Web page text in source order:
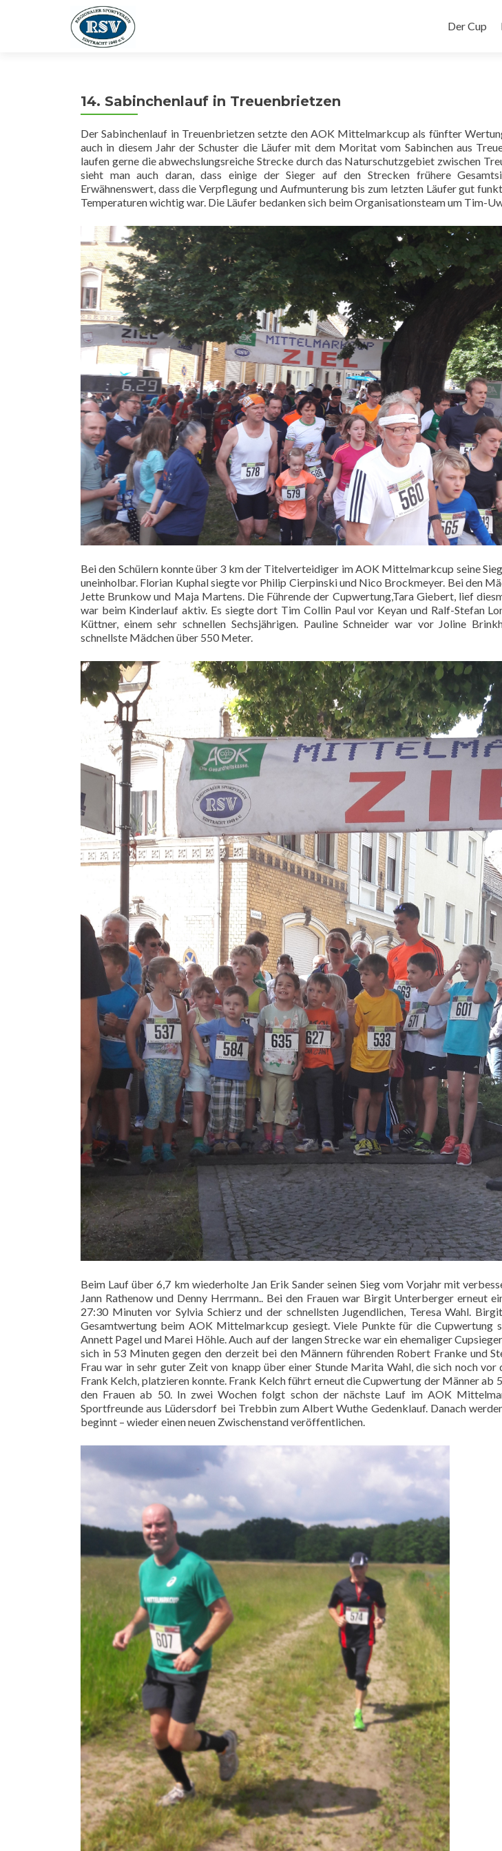
Inhalt
Der Cup
14. Sabinchenlauf in Treuenbrietzen
Der Sabinchenlauf in Treuenbrietzen setzte den AOK Mittelmarkcup als fünfter
auch in diesem Jahr der Schuster die Läufer mit dem Moritat vom Sabinchen aus
laufen gerne die abwechslungsreiche Strecke durch das Naturschutzgebiet zwischen
sieht man auch daran, dass einige der Sieger auf den Strecken frühere
Erwähnenswert, dass die Verpflegung und Aufmunterung bis zum letzten Läufer gut
Temperaturen wichtig war. Die Läufer bedanken sich beim Organisationsteam um Tim-
Bei den Schülern konnte über 3 km der Titelverteidiger im AOK Mittelmarkcup seine
uneinholbar. Florian Kuphal siegte vor Philip Cierpinski und Nico Brockmeyer. Bei den
Jette Brunkow und Maja Martens. Die Führende der Cupwertung,Tara Giebert, lief
war beim Kinderlauf aktiv. Es siegte dort Tim Collin Paul vor Keyan und Ralf-Stefan
Küttner, einem sehr schnellen Sechsjährigen. Pauline Schneider war vor Joline
schnellste Mädchen über 550 Meter.
Beim Lauf über 6,7 km wiederholte Jan Erik Sander seinen Sieg vom Vorjahr mit
Jann Rathenow und Denny Herrmann.. Bei den Frauen war Birgit Unterberger erneut
27:30 Minuten vor Sylvia Schierz und der schnellsten Jugendlichen, Teresa Wahl.
Gesamtwertung beim AOK Mittelmarkcup gesiegt. Viele Punkte für die Cupwertung
Annett Pagel und Marei Höhle. Auch auf der langen Strecke war ein ehemaliger
sich in 53 Minuten gegen den derzeit bei den Männern führenden Robert Franke und
Frau war in sehr guter Zeit von knapp über einer Stunde Marita Wahl, die sich noch vor
Frank Kelch, platzieren konnte. Frank Kelch führt erneut die Cupwertung der Männer ab
den Frauen ab 50. In zwei Wochen folgt schon der nächste Lauf im AOK
Sportfreunde aus Lüdersdorf bei Trebbin zum Albert Wuthe Gedenklauf. Danach
beginnt – wieder einen neuen Zwischenstand veröffentlichen.